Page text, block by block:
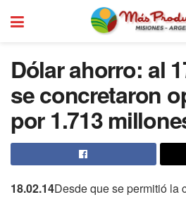
Dólar ahorro: al
se concretaron
por 1.713
18.02.14Desde que se permitió la